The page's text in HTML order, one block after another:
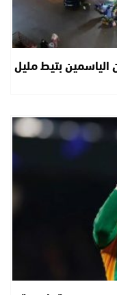
الياسمين بتيط مليل